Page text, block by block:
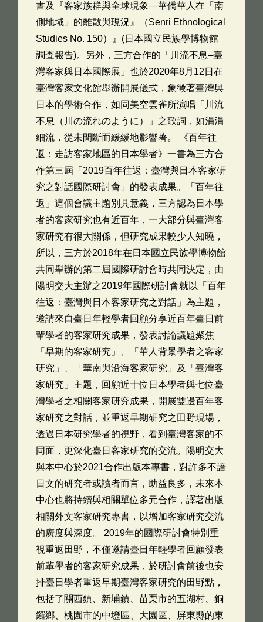
書及『客家族群與全球現象―華僑華人在「南
側地域」的離散與現況』（Senri Ethnological
Studies No. 150）』(日本國立民族學博物館
調査報告)。另外，三方合作的「川流不息–臺
灣客家與日本國際展」也於2020年8月12日在
臺灣客家文化館舉辦開展儀式，象徵著臺灣與
日本的學術合作，如同美空雲雀所演唱「川流
不息（川の流れのように）」之歌詞，如涓涓
細流，從未間斷而緩緩地影響著。 《百年往
返：走訪客家地區的日本學者》一書為三方合
作第三屆「2019百年往返：臺灣與日本客家研
究之對話國際研討會」的發表成果。「百年往
返」這個會議主題別具意義，三方認為日本學
者的客家研究也有近百年，一大部分與臺灣客
家研究有很大關係，但研究成果較少人知曉，
所以，三方於2018年在日本國立民族學博物館
共同舉辦的第二屆國際研討會時共同決定，由
陽明交大主辦之2019年國際研討會就以「百年
往返：臺灣與日本客家研究之對話」為主題，
邀請來自臺日年輕學者回顧分享近百年臺日前
輩學者的客家研究成果，發表討論議題聚焦
「早期的客家研究」、「華人背景學者之客家
研究」、「華南與沿海客家研究」及「臺灣客
家研究」主題，回顧近十位日本學者與七位臺
灣學者之相關客家研究成果，開展雙邊百年客
家研究之對話，並重返早期研究之田野現場，
透過日本研究學者的視野，看到臺灣客家的不
同面，更深化臺日客家研究的交流。陽明交大
與本中心於2021合作出版本專書，對許多不諳
日文的研究者或讀者而言，助益良多，未來本
中心也將持續與相關單位多元合作，譯著出版
相關外文客家研究專書，以增加客家研究交流
的廣度與深度。 2019年的國際研討會特別重
視重返田野，不僅邀請臺日年輕學者回顧發表
前輩學者的客家研究成果，於研討會前後也安
排臺日學者重返早期臺灣客家研究的田野點，
包括了關西鎮、新埔鎮、苗栗市的五湖村、銅
鑼鄉、桃園市的中壢區、大園區、屏東縣的東